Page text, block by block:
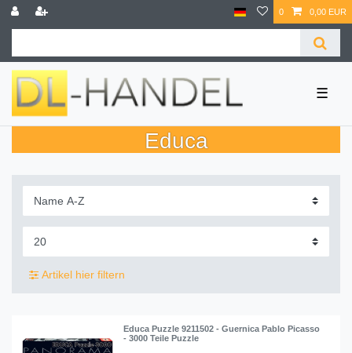
0 0,00 EUR
☰
Educa
Artikel hier filtern
Educa Puzzle 9211502 - Guernica Pablo Picasso
- 3000 Teile Puzzle